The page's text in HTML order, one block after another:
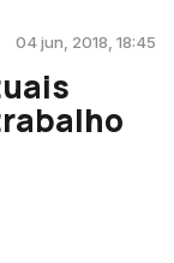
04 jun, 2018, 18:45